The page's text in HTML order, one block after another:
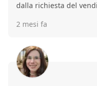
dalla richiesta del
sbagliare. Ha saputo
verificati,
"doveri" dell'agenzia
2 mesi fa